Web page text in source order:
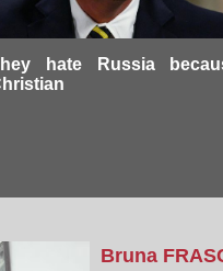
hate Russia
Bruna